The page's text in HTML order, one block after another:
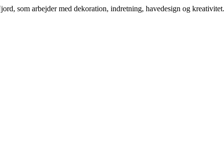
som arbejder med dekoration, indretning, havedesign og kreativitet.